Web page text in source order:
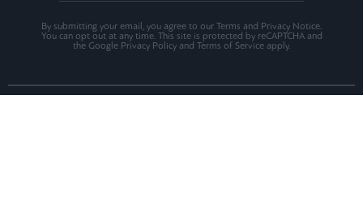
By submitting your email, you agree to our Terms and Privacy Notice.
You can opt out at any time. This site is protected by reCAPTCHA and
the Google Privacy Policy and Terms of Service apply.